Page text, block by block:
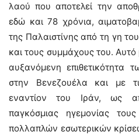
λαού που αποτελεί την
εδώ και 78 χρόνια,
της Παλαιστίνης από τη γη
και τους συμμάχους του.
αυξανόμενη
στην Βενεζουέλα και με
εναντίον του Ιράν, ως
παγκόσμιας ηγεμονίας
πολλαπλών εσωτερικών